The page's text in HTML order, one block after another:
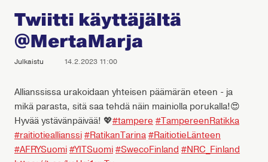
-
A
a
Twiitti käyttäjältä
@MertaMarja
Julkaistu 14.2.2023 11:00
Allianssissa urakoidaan yhteisen päämärän eteen - ja
mikä parasta, sitä saa tehdä näin mainiolla porukalla!😍
Hyvää ystävänpäivää! 💖#tampere #TampereenRatikka
#raitiotieallianssi #RatikanTarina #RaitiotieLänteen
#AFRYSuomi #YITSuomi #SwecoFinland #NRC_Finland